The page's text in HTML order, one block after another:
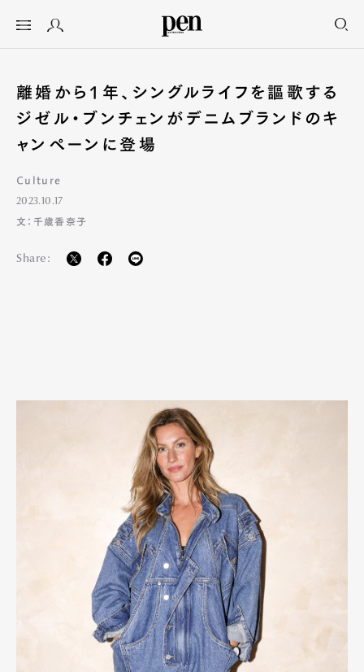
離婚から1年、シングルライフを謳歌する
ジゼル・ブンチェンがデニムブランドのキ
ャンペーンに登場
Culture
2023.10.17
文：千歳香奈子
Share: